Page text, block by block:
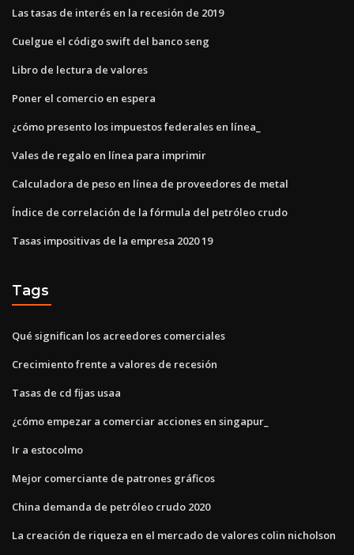
Las tasas de interés en la recesión de 2019
Cuelgue el código swift del banco seng
Libro de lectura de valores
Poner el comercio en espera
¿cómo presento los impuestos federales en línea_
Vales de regalo en línea para imprimir
Calculadora de peso en línea de proveedores de metal
Índice de correlación de la fórmula del petróleo crudo
Tasas impositivas de la empresa 2020 19
Tags
Qué significan los acreedores comerciales
Crecimiento frente a valores de recesión
Tasas de cd fijas usaa
¿cómo empezar a comerciar acciones en singapur_
Ir a estocolmo
Mejor comerciante de patrones gráficos
China demanda de petróleo crudo 2020
La creación de riqueza en el mercado de valores colin nicholson